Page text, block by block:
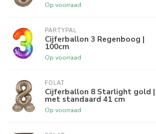
Op voorraad
PARTYPAL
Cijferballon 3 Regenboog |
100cm
Op voorraad
FOLAT
Cijferballon 8 Starlight gold |
met standaard 41 cm
Op voorraad